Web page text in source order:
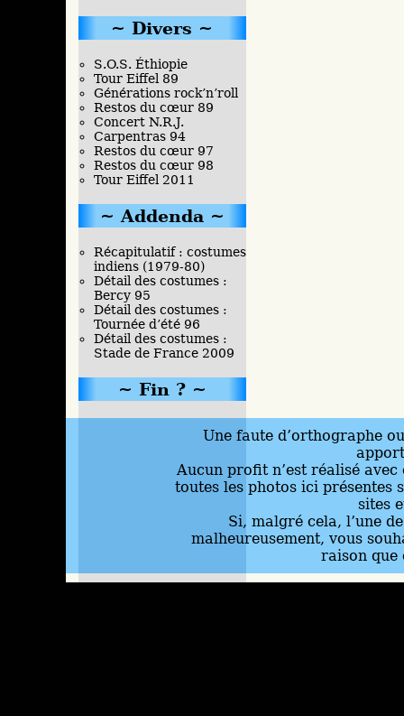
Divers
S.O.S. Éthiopie
Tour Eiffel 89
Générations rock’n’roll
Restos du cœur 89
Concert N.R.J.
Carpentras 94
Restos du cœur 97
Restos du cœur 98
Tour Eiffel 2011
Addenda
Récapitulatif : costumes
indiens (1979-80)
Détail des costumes :
Bercy 95
Détail des costumes :
Tournée d’été 96
Détail des costumes :
Stade de France 2009
Fin ?
Une faute d’orthographe
Aucun profit n’est réalisé
toutes les photos ici présentes
sites
Si, malgré cela, l’une
malheureusement, vous
raison que